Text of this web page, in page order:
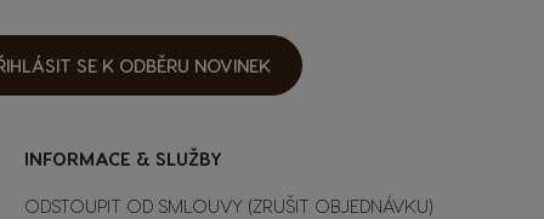
SE K ODBĚRU NOVINEK
INFORMACE & SLUŽBY
ODSTOUPIT OD SMLOUVY (ZRUŠIT OBJEDNÁVKU)